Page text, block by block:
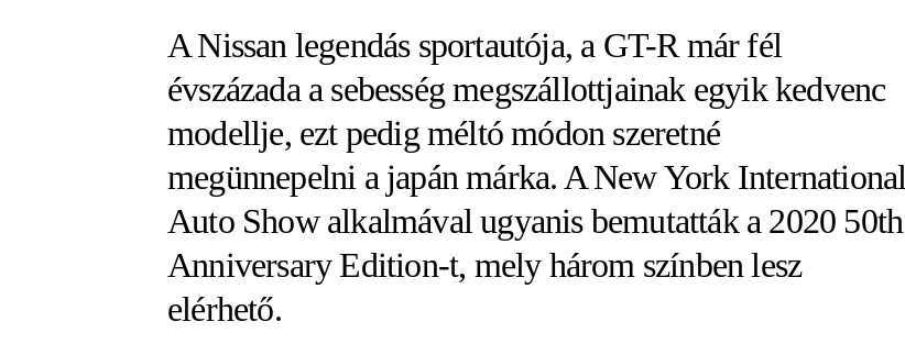
A Nissan legendás sportautója, a GT-R már fél
évszázada a sebesség megszállottjainak egyik kedvenc
modellje, ezt pedig méltó módon szeretné
megünnepelni a japán márka. A New York International
Auto Show alkalmával ugyanis bemutatták a 2020 50th
Anniversary Edition-t, mely három színben lesz
elérhető.